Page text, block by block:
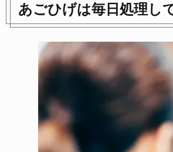
あごひげは毎日処理し